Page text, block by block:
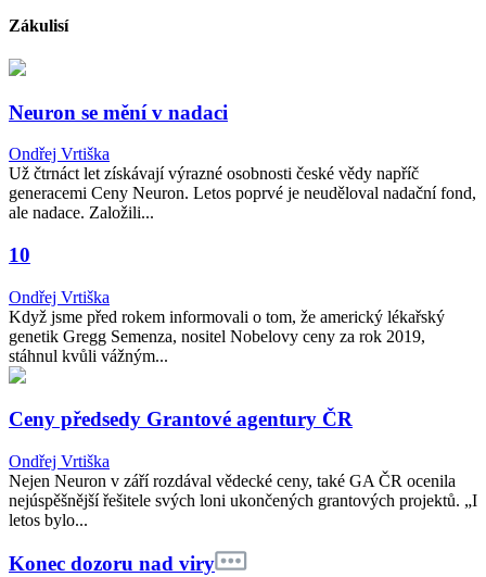
Zákulisí
Neuron se mění v nadaci
Ondřej Vrtiška
Už čtrnáct let získávají výrazné osobnosti české vědy napříč
generacemi Ceny Neuron. Letos poprvé je neuděloval nadační fond,
ale nadace. Založili...
10
Ondřej Vrtiška
Když jsme před rokem informovali o tom, že americký lékařský
genetik Gregg Semenza, nositel Nobelovy ceny za rok 2019,
stáhnul kvůli vážným...
Ceny předsedy Grantové agentury ČR
Ondřej Vrtiška
Nejen Neuron v září rozdával vědecké ceny, také GA ČR ocenila
nejúspěšnější řešitele svých loni ukončených grantových projektů. „I
letos bylo...
Konec dozoru nad viry